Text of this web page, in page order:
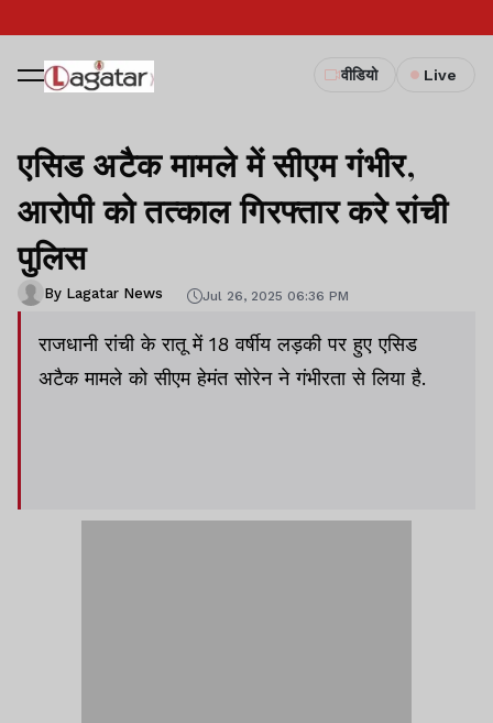
वीडियो Live
एसिड अटैक मामले में सीएम गंभीर,
आरोपी को तत्काल गिरफ्तार करे रांची
पुलिस
By Lagatar News Jul 26, 2025 06:36 PM
राजधानी रांची के रातू में 18 वर्षीय लड़की पर हुए एसिड
अटैक मामले को सीएम हेमंत सोरेन ने गंभीरता से लिया है.